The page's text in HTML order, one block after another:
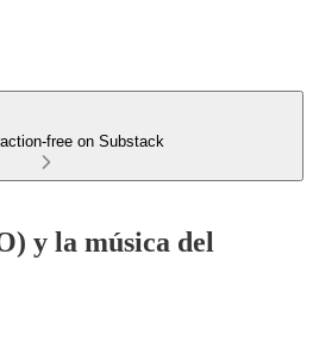
free on Substack
y la música del